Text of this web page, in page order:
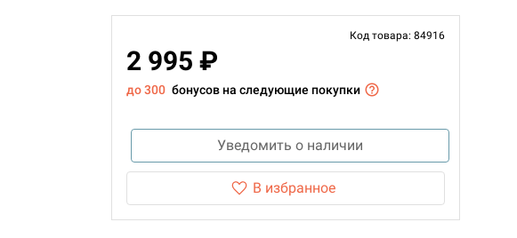
Код товара: 84916
2 995 ₽
до 300 бонусов на следующие покупки
Уведомить о наличии
В избранное